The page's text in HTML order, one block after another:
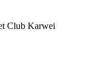
Club Karwei